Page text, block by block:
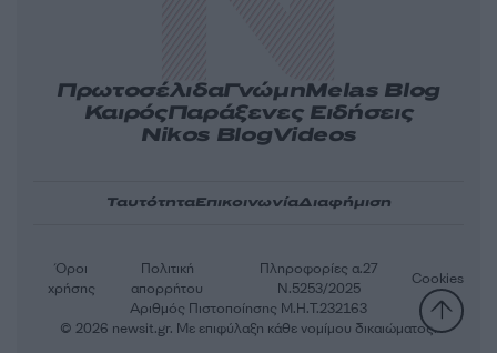
ΠρωτοσέλιδαΓνώμηMelas Blog
ΚαιρόςΠαράξενες Ειδήσεις
Nikos BlogVideos
ΤαυτότηταΕπικοινωνίαΔιαφήμιση
Αριθμός Πιστοποίησης Μ.Η.Τ.232163
Όροι
χρήσης
Πολιτική
απορρήτου
Πληροφορίες α.27
Ν.5253/2025
Cookies
© 2026 newsit.gr. Με επιφύλαξη κάθε νομίμου δικαιώματος.